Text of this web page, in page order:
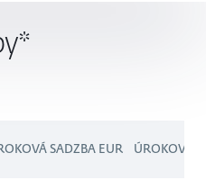
SADZBA EUR ÚROKOVÁ